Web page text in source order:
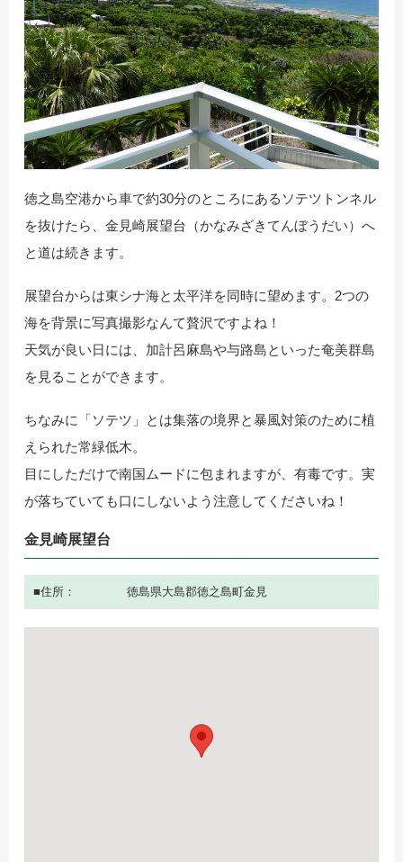
徳之島空港から車で約30分のところにあるソテツトンネル
を抜けたら、金見崎展望台（かなみざきてんぼうだい）へ
と道は続きます。
展望台からは東シナ海と太平洋を同時に望めます。2つの
海を背景に写真撮影なんて贅沢ですよね！
天気が良い日には、加計呂麻島や与路島といった奄美群島
を見ることができます。
ちなみに「ソテツ」とは集落の境界と暴風対策のために植
えられた常緑低木。
目にしただけで南国ムードに包まれますが、有毒です。実
が落ちていても口にしないよう注意してくださいね！
金見崎展望台
住所 徳島県大島郡徳之島町金見